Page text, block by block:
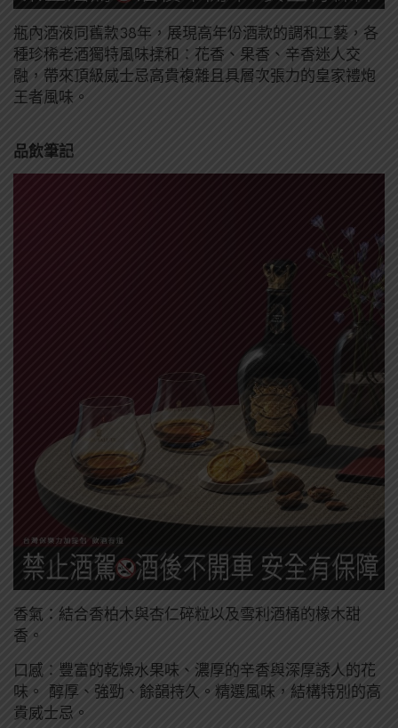
瓶內酒液同舊款38年，展現高年份酒款的調和工藝，各
種珍稀老酒獨特風味揉和：花香、果香、辛香迷人交
融，帶來頂級威士忌高貴複雜且具層次張力的皇家禮炮
王者風味。
品飲筆記
香氣：結合香柏木與杏仁碎粒以及雪利酒桶的橡木甜
香。
口感：豐富的乾燥水果味、濃厚的辛香與深厚誘人的花
味。 醇厚、強勁、餘韻持久。精選風味，結構特別的高
貴威士忌。